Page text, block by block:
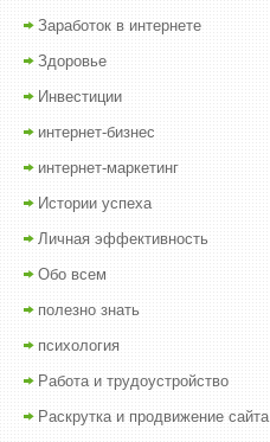
Заработок в интернете
Здоровье
Инвестиции
интернет-бизнес
интернет-маркетинг
Истории успеха
Личная эффективность
Обо всем
полезно знать
психология
Работа и трудоустройство
Раскрутка и продвижение сайта